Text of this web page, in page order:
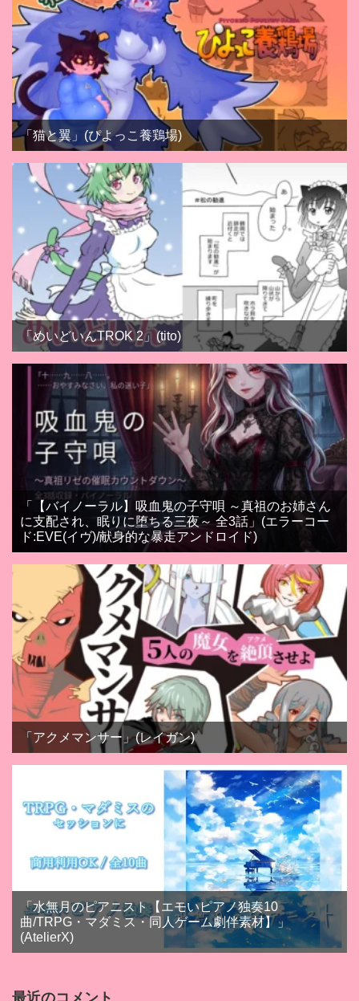
「猫と翼」(ぴよっこ養鶏場)
「めいどいんTROK 2」(tito)
「【バイノーラル】吸血鬼の子守唄 ～真祖のお姉さん
に支配され、眠りに堕ちる三夜～ 全3話」(エラーコー
ド:EVE(イヴ)/献身的な暴走アンドロイド)
「アクメマンサー」(レイガン)
「水無月のピアニスト【エモいピアノ独奏10
曲/TRPG・マダミス・同人ゲーム劇伴素材】」
(AtelierX)